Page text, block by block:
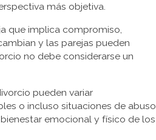
más objetiva.
que implica compromiso,
y las parejas pueden
no debe considerarse un
pueden variar
o incluso situaciones de abuso
emocional y físico de los